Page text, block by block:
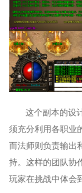
这个副本的设
须充分利用各职业
而法师则负责输出
持。这样的团队协
玩家在挑战中体会